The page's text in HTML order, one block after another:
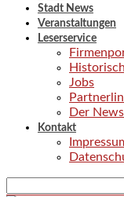
Stadt News
Veranstaltungen
Leserservice
Jobs
Der
Kontakt